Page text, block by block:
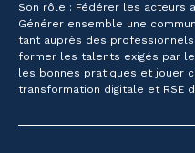
Son rôle : Fédérer les acteurs
Générer ensemble une
tant auprès des
former les talents exigés par
les bonnes pratiques et jouer
transformation digitale et RSE